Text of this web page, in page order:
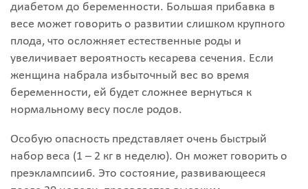
диабетом до беременности. Большая прибавка в
весе может говорить о развитии слишком крупного
плода, что осложняет естественные роды и
увеличивает вероятность кесарева сечения. Если
женщина набрала избыточный вес во время
беременности, ей будет сложнее вернуться к
нормальному весу после родов.
Особую опасность представляет очень быстрый
набор веса (1 – 2 кг в неделю). Он может говорить о
преэклампсии6. Это состояние, развивающееся